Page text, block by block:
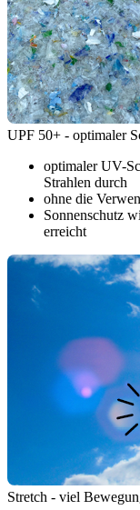
UPF 50+ - optimaler
optimaler UV-
Strahlen durch
ohne die
Sonnenschutz
erreicht
Stretch - viel